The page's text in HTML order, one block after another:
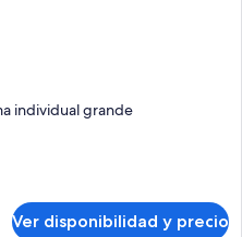
individual grande
Ver disponibilidad y precio